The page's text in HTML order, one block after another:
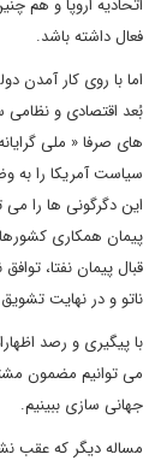
اتحادیه اروپا و هم
فعال داشته باشد.
اما با روی کار آمدن
بُعد اقتصادی و
های صرفا « ملی
سیاست آمریکا را به
این دگرگونی ها را
پیمان همکاری
قبال پیمان نفتا،
ناتو و در نهایت تشویق
با پیگیری و رصد
می توانیم مضمون
جهانی سازی ببینیم.
مساله دیگر که عقب